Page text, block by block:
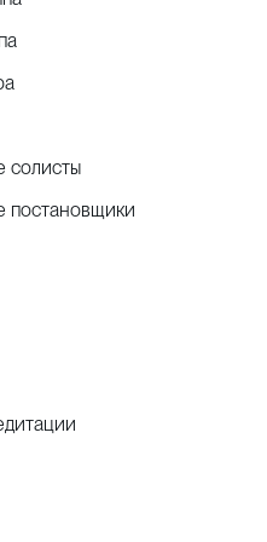
«Спящая
солисты
постановщики